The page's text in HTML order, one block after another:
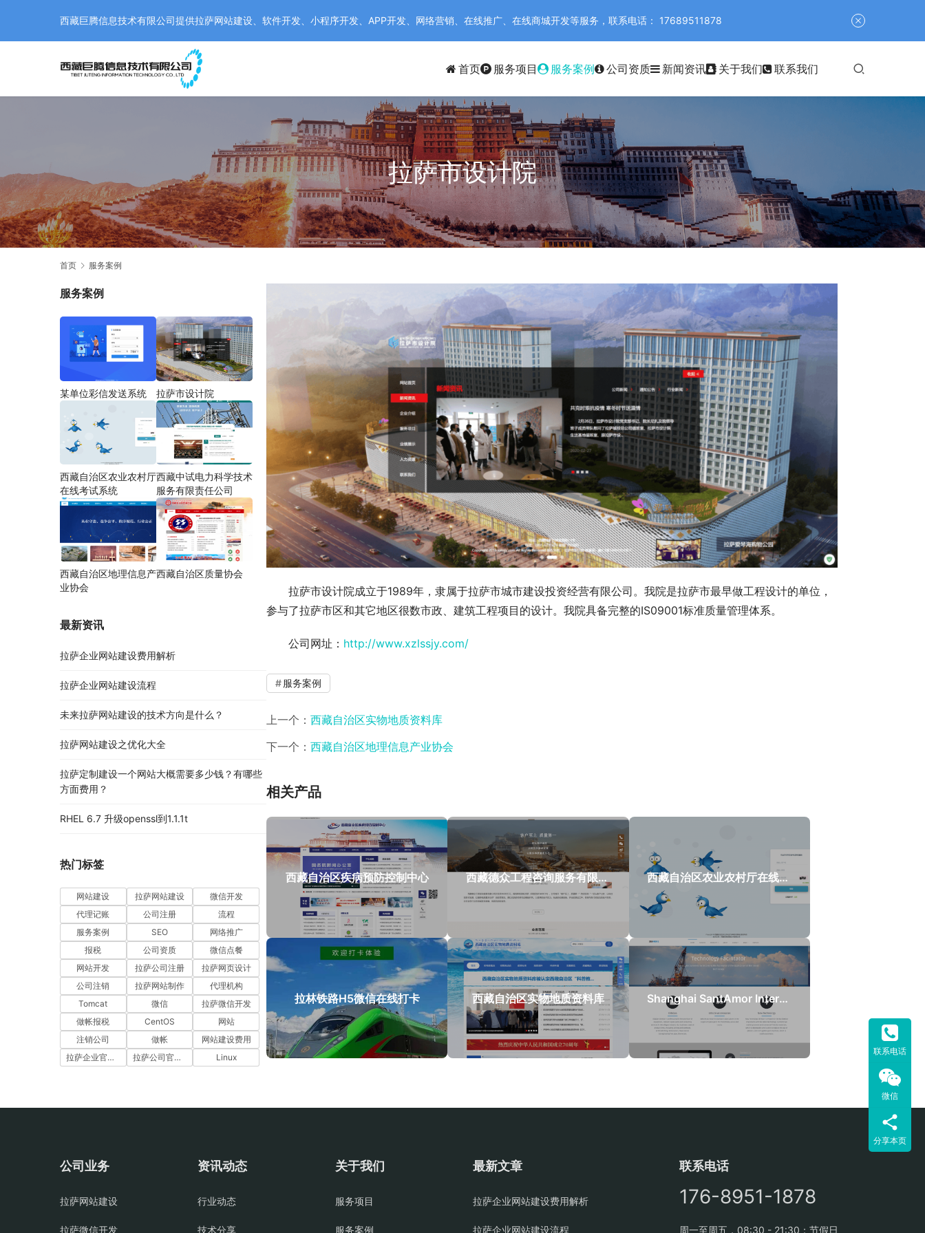
西藏巨腾信息技术有限公司提供拉萨网站建设、软件开发、小程序开发、APP开发、网络营销、在线推广、在线商城开发等服务，联系电话： 17689511878
首页 服务项目 服务案例 公司资质 新闻资讯 关于我们 联系我们
拉萨市设计院
首页 服务案例
拉萨市设计院成立于1989年，隶属于拉萨市城市建设投资经营有限公司。我院是拉萨市最早做工程设计的单位，
参与了拉萨市区和其它地区很数市政、建筑工程项目的设计。我院具备完整的IS09001标准质量管理体系。
公司网址： http://www.xzlssjy.com/
服务案例
上一个： 西藏自治区实物地质资料库
下一个： 西藏自治区地理信息产业协会
相关产品
西藏自治区疾病预防控制中心 西藏德众工程咨询服务有限公司 西藏自治区农业农村厅在线考试系统
拉林铁路H5微信在线打卡 西藏自治区实物地质资料库 Shanghai SantAmor International
服务案例
某单位彩信发送系统 拉萨市设计院
西藏自治区农业农村厅
在线考试系统
西藏中试电力科学技术
服务有限责任公司
西藏自治区地理信息产
业协会
西藏自治区质量协会
最新资讯
拉萨企业网站建设费用解析
拉萨企业网站建设流程
未来拉萨网站建设的技术方向是什么？
拉萨网站建设之优化大全
拉萨定制建设一个网站大概需要多少钱？有哪些
方面费用？
RHEL 6.7 升级openssl到1.1.1t
热门标签
网站建设 拉萨网站建设
微信开发
代理记账
公司注册
流程
服务案例
SEO
网络推广
报税
公司资质
微信点餐
网站开发
拉萨公司注册
拉萨网页设计
公司注销
拉萨网站制作
代理机构
Tomcat
微信
拉萨微信开发
做帐报税
CentOS
网站
注销公司
做帐
网站建设费用
拉萨企业官网建设
拉萨公司官网建设 Linux
公司业务
拉萨网站建设
拉萨微信开发
资讯动态
行业动态
技术分享
关于我们
服务项目
服务案例
最新文章
拉萨企业网站建设费用解析
拉萨企业网站建设流程
联系电话
176-8951-1878
周一至周五，08:30 - 21:30；节假日
联系电话
微信
分享本页